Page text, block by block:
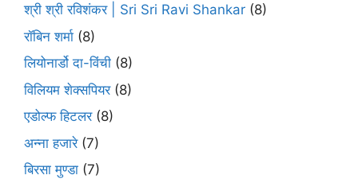
श्री श्री रविशंकर | Sri Sri Ravi Shankar (8)
रॉबिन शर्मा (8)
लियोनार्डो दा-विंची (8)
विलियम शेक्सपियर(8)
एडोल्फ हिटलर(8)
अन्ना हजारे(7)
बिरसा मुण्डा (7)